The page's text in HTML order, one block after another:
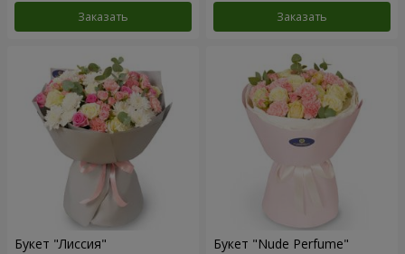
Заказать Заказать
Букет "Лиссия" Букет "Nude Perfume"